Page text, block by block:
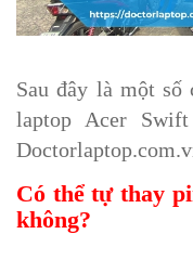
Sau đây là một số
laptop Acer
Có thể tự thay
không?